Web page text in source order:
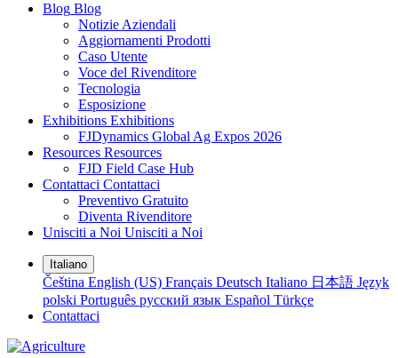
Blog Blog
Notizie Aziendali
Aggiornamenti Prodotti
Caso Utente
Voce del Rivenditore
Tecnologia
Esposizione
Exhibitions Exhibitions
FJDynamics Global Ag Expos 2026
Resources Resources
FJD Field Case Hub
Contattaci Contattaci
Preventivo Gratuito
Diventa Rivenditore
Unisciti a Noi Unisciti a Noi
Italiano
Čeština English (US) Français Deutsch Italiano 日本語 Język
polski Português русский язык Español Türkçe
Contattaci